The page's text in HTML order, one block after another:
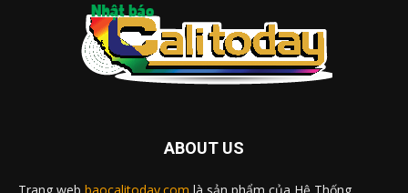
ABOUT US